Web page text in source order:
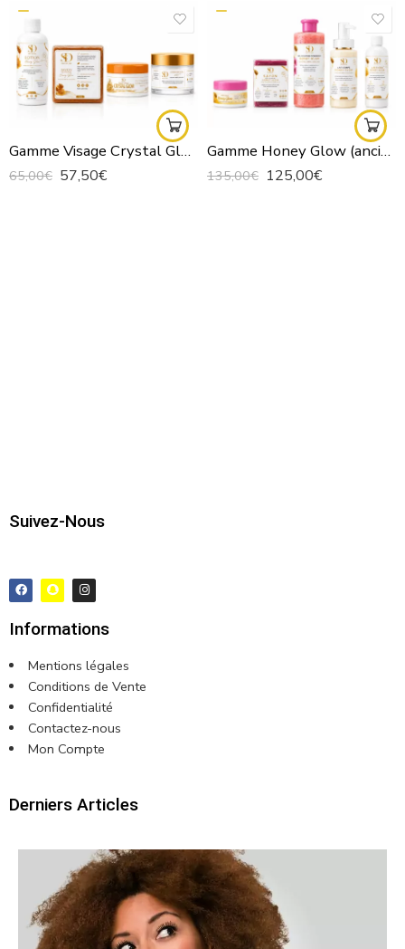
Gamme Visage Crystal Glow (ancien kit teint clair)
65,00€ 57,50€
Gamme Honey Glow (ancienne gamme teint caramel)
135,00€ 125,00€
Suivez-Nous
Informations
Mentions légales
Conditions de Vente
Confidentialité
Contactez-nous
Mon Compte
Derniers Articles